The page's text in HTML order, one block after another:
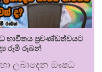
භාවිතය ප්‍රචණ්ඩත්වයට
රූමි රූබන්
ලබාදෙන ඖෂධ